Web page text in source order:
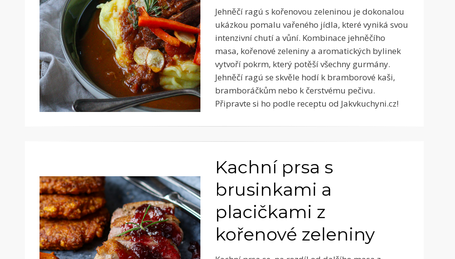
Jehněčí ragú s kořenovou zeleninou je dokonalou
ukázkou pomalu vařeného jídla, které vyniká svou
intenzivní chutí a vůní. Kombinace jehněčího
masa, kořenové zeleniny a aromatických bylinek
vytvoří pokrm, který potěší všechny gurmány.
Jehněčí ragú se skvěle hodí k bramborové kaši,
bramboráčkům nebo k čerstvému pečivu.
Připravte si ho podle receptu od Jakvkuchyni.cz!
Kachní prsa s
brusinkami a
placičkami z
kořenové zeleniny